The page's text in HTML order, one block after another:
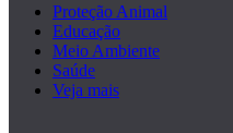
Proteção Animal
Educação
Meio Ambiente
Saúde
Veja mais